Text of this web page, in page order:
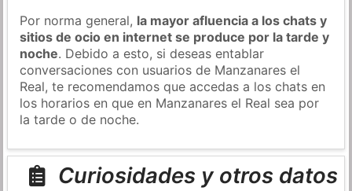
Por norma general, la mayor afluencia a los chats y
sitios de ocio en internet se produce por la tarde y
noche. Debido a esto, si deseas entablar
conversaciones con usuarios de Manzanares el
Real, te recomendamos que accedas a los chats en
los horarios en que en Manzanares el Real sea por
la tarde o de noche.
Curiosidades y otros datos